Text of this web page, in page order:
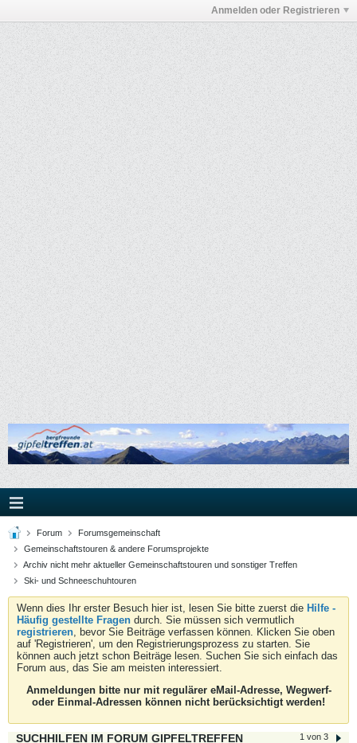
Anmelden oder Registrieren
Forum
Forumsgemeinschaft
Gemeinschaftstouren & andere Forumsprojekte
Archiv nicht mehr aktueller Gemeinschaftstouren und sonstiger Treffen
Ski- und Schneeschuhtouren
Wenn dies Ihr erster Besuch hier ist, lesen Sie bitte zuerst die Hilfe -
Häufig gestellte Fragen durch. Sie müssen sich vermutlich
registrieren, bevor Sie Beiträge verfassen können. Klicken Sie oben
auf 'Registrieren', um den Registrierungsprozess zu starten. Sie
können auch jetzt schon Beiträge lesen. Suchen Sie sich einfach das
Forum aus, das Sie am meisten interessiert.
Anmeldungen bitte nur mit regulärer eMail-Adresse, Wegwerf-
oder Einmal-Adressen können nicht berücksichtigt werden!
1 von 3
SUCHHILFEN IM FORUM GIPFELTREFFEN